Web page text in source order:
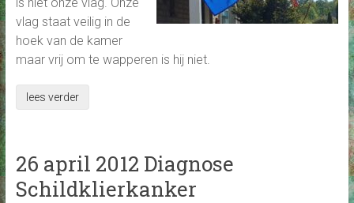
vlag staat veilig in de
hoek van de kamer
maar vrij om te wapperen is hij niet.
lees verder
26 april 2012 Diagnose
Schildklierkanker